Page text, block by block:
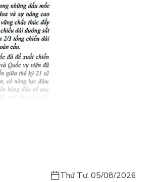
Thứ Tư, 05/08/2026